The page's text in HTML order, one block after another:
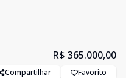
R$ 365.000,00
Compartilhar Favorito